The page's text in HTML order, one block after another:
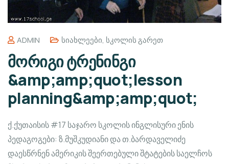
ADMIN Სიახლეები, Სკოლის Გარეთ
მორიგი ტრენინგი
&amp;amp;quot;lesson
planning&amp;amp;quot;
ქ.ქუთაისის #17 საჯარო სკოლის ინგლისური ენის
პედაგოგები: ზ.მუშკუდიანი და თ.ბარდაველიძე
დაესწრნენ ამერიკის შეერთებული შტატების საელჩოს